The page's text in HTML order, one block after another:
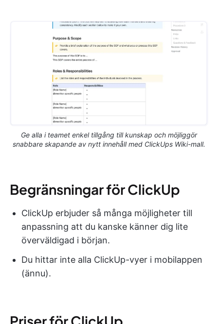
Ge alla i teamet enkel tillgång till kunskap och möjliggör
snabbare skapande av nytt innehåll med ClickUps Wiki-mall.
Begränsningar för ClickUp
ClickUp erbjuder så många möjligheter till
anpassning att du kanske känner dig lite
överväldigad i början.
Du hittar inte alla ClickUp-vyer i mobilappen
(ännu).